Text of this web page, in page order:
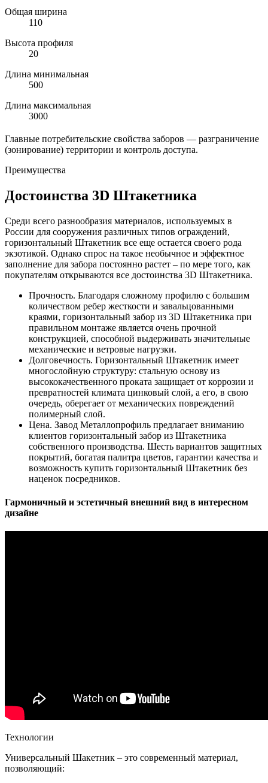
Общая ширина
110
Высота профиля
20
Длина минимальная
500
Длина максимальная
3000
Главные потребительские свойства заборов — разграничение
(зонирование) территории и контроль доступа.
Преимущества
Достоинства 3D Штакетника
Среди всего разнообразия материалов, используемых в
России для сооружения различных типов ограждений,
горизонтальный Штакетник все еще остается своего рода
экзотикой. Однако спрос на такое необычное и эффектное
заполнение для забора постоянно растет – по мере того, как
покупателям открываются все достоинства 3D Штакетника.
Прочность. Благодаря сложному профилю с большим
количеством ребер жесткости и завальцованными
краями, горизонтальный забор из 3D Штакетника при
правильном монтаже является очень прочной
конструкцией, способной выдерживать значительные
механические и ветровые нагрузки.
Долговечность. Горизонтальный Штакетник имеет
многослойную структуру: стальную основу из
высококачественного проката защищает от коррозии и
превратностей климата цинковый слой, а его, в свою
очередь, оберегает от механических повреждений
полимерный слой.
Цена. Завод Металлопрофиль предлагает вниманию
клиентов горизонтальный забор из Штакетника
собственного производства. Шесть вариантов защитных
покрытий, богатая палитра цветов, гарантии качества и
возможность купить горизонтальный Штакетник без
наценок посредников.
Гармоничный и эстетичный внешний вид в интересном
дизайне
Технологии
Универсальный Шакетник – это современный материал,
позволяющий: